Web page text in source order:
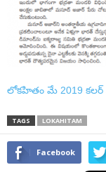
లోకహితం మే 2019 కలర్
TAGS LOKAHITAM
Facebook